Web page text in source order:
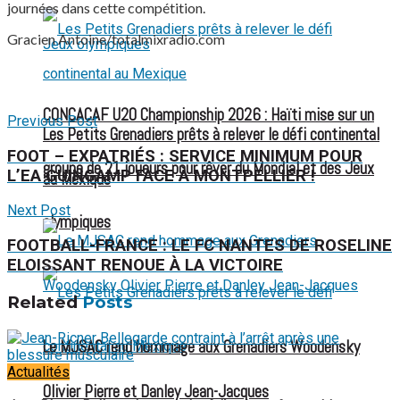
CONCACAF U20 Championship 2026 : Haïti mise sur un
groupe de 21 joueurs pour rêver du Mondial et des Jeux
olympiques
Les Petits Grenadiers prêts à relever le défi continental
au Mexique
Le MJSAC rend hommage aux Grenadiers Woodensky
Olivier Pierre et Danley Jean-Jacques
journées dans cette compétition.
Gracien Antoine/totalmixradio.com
Previous Post
FOOT – EXPATRIÉS : SERVICE MINIMUM POUR
L’EA GUINGAMP FACE À MONTPELLIER !
Next Post
FOOTBALL-FRANCE : LE FC NANTES DE ROSELINE
ELOISSANT RENOUE À LA VICTOIRE
RelatedPosts
Actualités